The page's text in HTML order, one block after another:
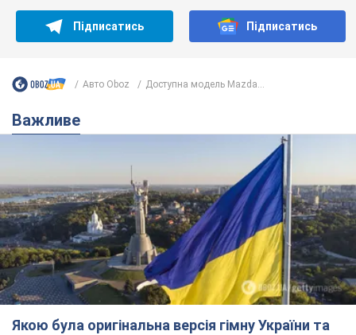
Підписатись Підписатись
Авто Oboz Доступна модель Mazda...
Важливе
Якою була оригінальна версія гімну України та